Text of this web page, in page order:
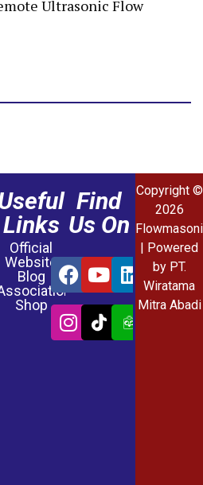
Ultrasonic Flow
Links
Official
Website
Blog
Shop
Find
Us On
Copyright ©
2026
| Powered
by PT.
Wiratama
Mitra Abadi